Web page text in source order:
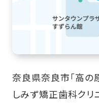
奈良県奈良市「高の
しみず矯正歯科クリ